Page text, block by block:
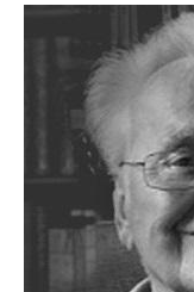
Aufbewahren
Regale &
Bücherregale
Wandregale
Sideboards &
TV Möbel